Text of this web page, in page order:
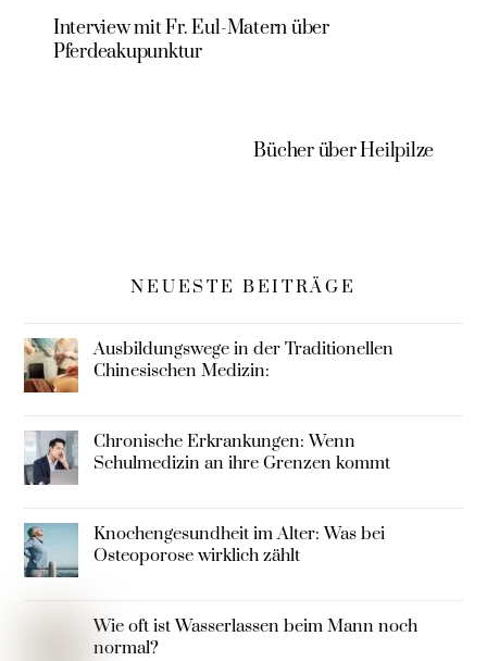
absetzbar?
Interview mit Fr. Eul-Matern über
Pferdeakupunktur
Bücher über Heilpilze
NEUESTE BEITRÄGE
Ausbildungswege in der Traditionellen
Chinesischen Medizin:
Chronische Erkrankungen: Wenn
Schulmedizin an ihre Grenzen kommt
Knochengesundheit im Alter: Was bei
Osteoporose wirklich zählt
Wie oft ist Wasserlassen beim Mann noch
normal?